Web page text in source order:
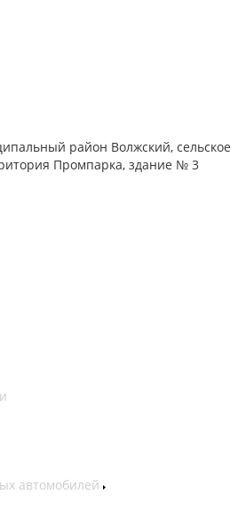
район Волжский, сельское
Промпарка, здание № 3
автомобилей